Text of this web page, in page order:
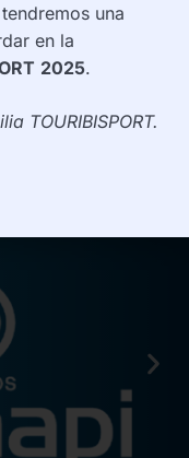
una
en la
2025.
TOURIBISPORT.